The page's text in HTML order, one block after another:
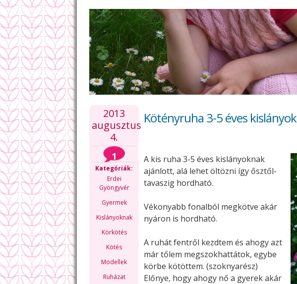
2013
augusztus
4.
1
Kategóriák:
Erdei
Gyöngyvér
Gyermek
Kislányoknak
Körkötés
Kötés
Modellek
Ruházat
Kötényruha 3-5 éves
A kis ruha 3-5 éves kislányoknak
ajánlott, alá lehet öltözni így ősztől-
tavaszig hordható.
Vékonyabb fonalból megkötve akár
nyáron is hordható.
A ruhát fentről kezdtem és ahogy azt
már tőlem megszokhattátok, egybe
körbe kötöttem. (szoknyarész)
Előnye, hogy ahogy nő a gyerek akár